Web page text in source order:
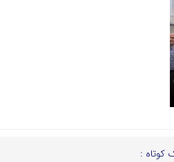
کوتاه :